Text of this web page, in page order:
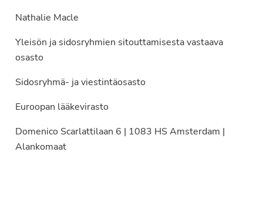
Nathalie Macle
Yleisön ja sidosryhmien sitouttamisesta vastaava
osasto
Sidosryhmä- ja viestintäosasto
Euroopan lääkevirasto
Domenico Scarlattilaan 6 | 1083 HS Amsterdam |
Alankomaat